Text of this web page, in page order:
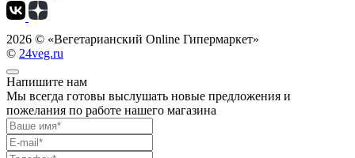
2026 © «Вегетарианский Online Гипермаркет»
© 24veg.ru
Напишите нам
Мы всегда готовы выслушать новые предложения и
пожелания по работе нашего магазина